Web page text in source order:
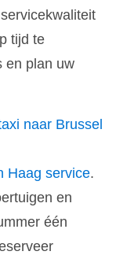
tijd te
en plan uw
naar Brussel
Haag service.
en
één